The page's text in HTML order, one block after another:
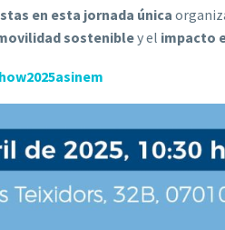
en esta jornada única
sostenibley el impacto